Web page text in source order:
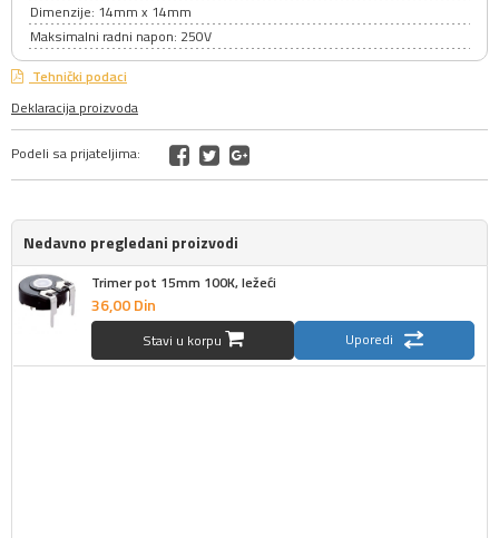
Dimenzije: 14mm x 14mm
Maksimalni radni napon: 250V
Tehnički podaci
Deklaracija proizvoda
Podeli sa prijateljima:
Nedavno pregledani proizvodi
Trimer pot 15mm 100K, ležeći
36,00Din
Stavi u korpu Uporedi